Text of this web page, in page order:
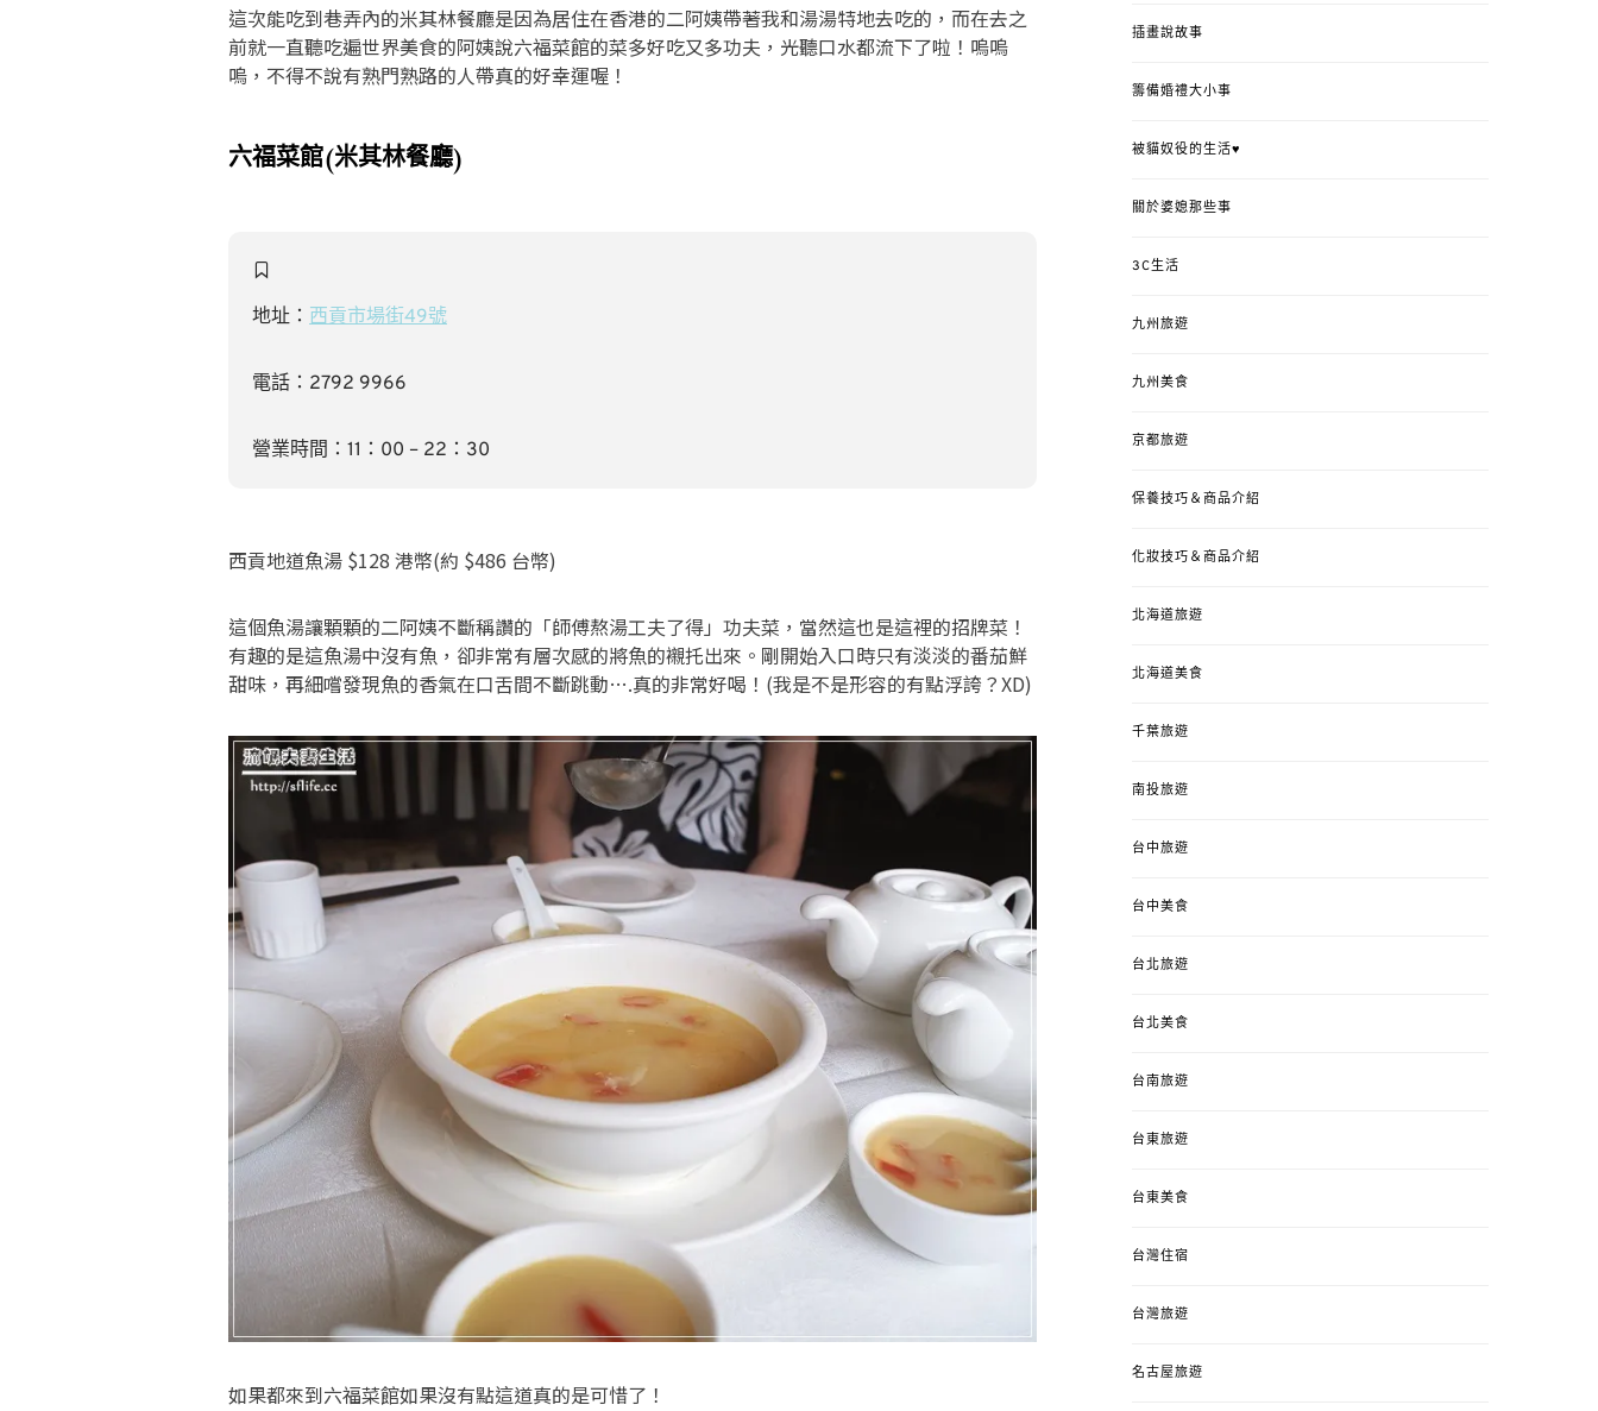
這次能吃到巷弄內的米其林餐廳是因為居住在香港的二阿姨帶著我和湯湯特地去吃的，而在去之
前就一直聽吃遍世界美食的阿姨說六福菜館的菜多好吃又多功夫，光聽口水都流下了啦！嗚嗚
嗚，不得不說有熟門熟路的人帶真的好幸運喔！
六福菜館(米其林餐廳)
地址： 西貢市場街49號
電話：2792 9966
營業時間：11：00 – 22：30
西貢地道魚湯 $128 港幣(約 $486 台幣)
這個魚湯讓顆顆的二阿姨不斷稱讚的「師傅熬湯工夫了得」功夫菜，當然這也是這裡的招牌菜！
有趣的是這魚湯中沒有魚，卻非常有層次感的將魚的襯托出來。剛開始入口時只有淡淡的番茄鮮
甜味，再細嚐發現魚的香氣在口舌間不斷跳動….真的非常好喝！(我是不是形容的有點浮誇？XD)
如果都來到六福菜館如果沒有點這道真的是可惜了！
插畫說故事
籌備婚禮大小事
被貓奴役的生活♥
關於婆媳那些事
3C生活
九州旅遊
九州美食
京都旅遊
保養技巧＆商品介紹
化妝技巧＆商品介紹
北海道旅遊
北海道美食
千葉旅遊
南投旅遊
台中旅遊
台中美食
台北旅遊
台北美食
台南旅遊
台東旅遊
台東美食
台灣住宿
台灣旅遊
名古屋旅遊